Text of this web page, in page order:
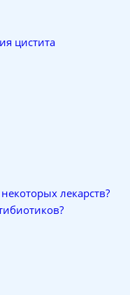
цистита
лекарств?